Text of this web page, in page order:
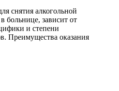
снятия алкогольной
больнице, зависит от
и степени
Преимущества оказания